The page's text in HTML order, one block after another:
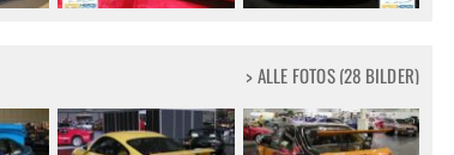
> ALLE FOTOS (28 BILDER)